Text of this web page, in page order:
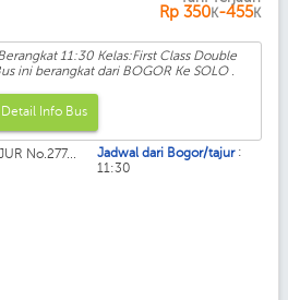
Rp 350K-455K
11:30 Kelas:First Class Double
ini berangkat dari BOGOR Ke SOLO .
Detail Info Bus
No.277... Jadwal dari Bogor/tajur :
11:30